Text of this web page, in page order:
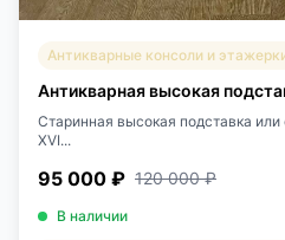
Антикварные консоли и
Антикварная высокая
Старинная высокая подставка
XVI...
95 000 ₽ 120 000 ₽
В наличии